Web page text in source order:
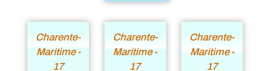
Charente-
Maritime -
17
Charente-
Maritime -
17
Charente-
Maritime -
17